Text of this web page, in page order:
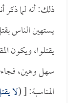
ذلك: أنه لما ذكر
يستهين الناس
يقتلوا، ويكون
سهل وهين،
المناسبة: [ (لا